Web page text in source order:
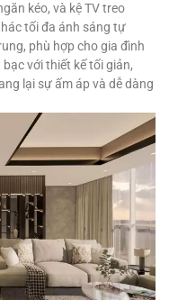
kéo, và kệ TV treo
tối đa ánh sáng tự
phù hợp cho gia đình
với thiết kế tối giản,
lại sự ấm áp và dễ dàng